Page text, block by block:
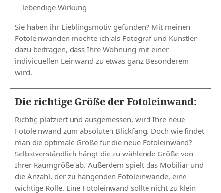
lebendige Wirkung
Sie haben ihr Lieblingsmotiv gefunden? Mit meinen
Fotoleinwänden möchte ich als Fotograf und Künstler
dazu beitragen, dass Ihre Wohnung mit einer
individuellen Leinwand zu etwas ganz Besonderem
wird.
Die richtige Größe der Fotoleinwand:
Richtig platziert und ausgemessen, wird Ihre neue
Fotoleinwand zum absoluten Blickfang. Doch wie findet
man die optimale Größe für die neue Fotoleinwand?
Selbstverständlich hängt die zu wählende Größe von
Ihrer Raumgröße ab. Außerdem spielt das Mobiliar und
die Anzahl, der zu hängenden Fotoleinwände, eine
wichtige Rolle. Eine Fotoleinwand sollte nicht zu klein